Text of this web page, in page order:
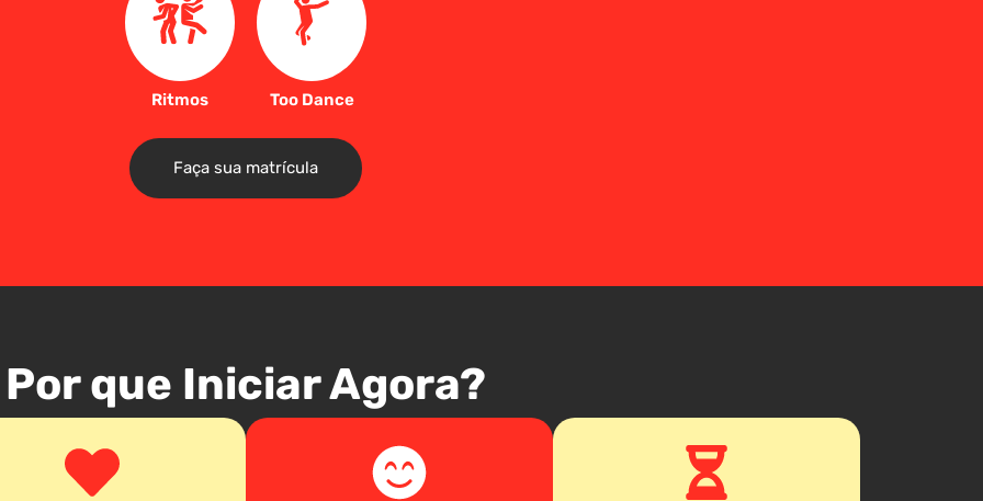
Ritmos Too Dance
Faça sua matrícula
Por que Iniciar Agora?